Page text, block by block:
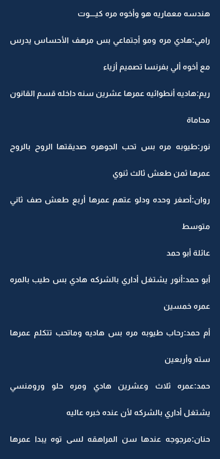
هندسه معماريه هو وأخوه مره كيــــوت
رامي:هادي مره ومو أجتماعي بس مرهف الأحساس يدرس
مع أخوه ألي بفرنسا تصميم أزياء
ريم:هاديه أنطوائيه عمرها عشرين سنه داخله قسم القانون
محاماة
نور:طيوبه مره بس تحب الجوهره صديقتها الروح بالروح
عمرها ثمن طعش ثالث ثنوي
روان:أصغر وحده ودلو عتهم عمرها أربع طعش صف ثاني
متوسط
عائلة أبو حمد
أبو حمد:أنور يشتغل أداري بالشركه هادي بس طيب بالمره
عمره خمسين
أم حمد:رحاب طيوبه مره بس هاديه وماتحب تتكلم عمرها
سته وأربعين
حمد:عمره ثلاث وعشرين هادي ومره حلو ورومنسي
يشتغل أداري بالشركه لأن عنده خبره عاليه
حنان:مرجوجه عندها سن المراهقه لسى توه يبدا عمرها